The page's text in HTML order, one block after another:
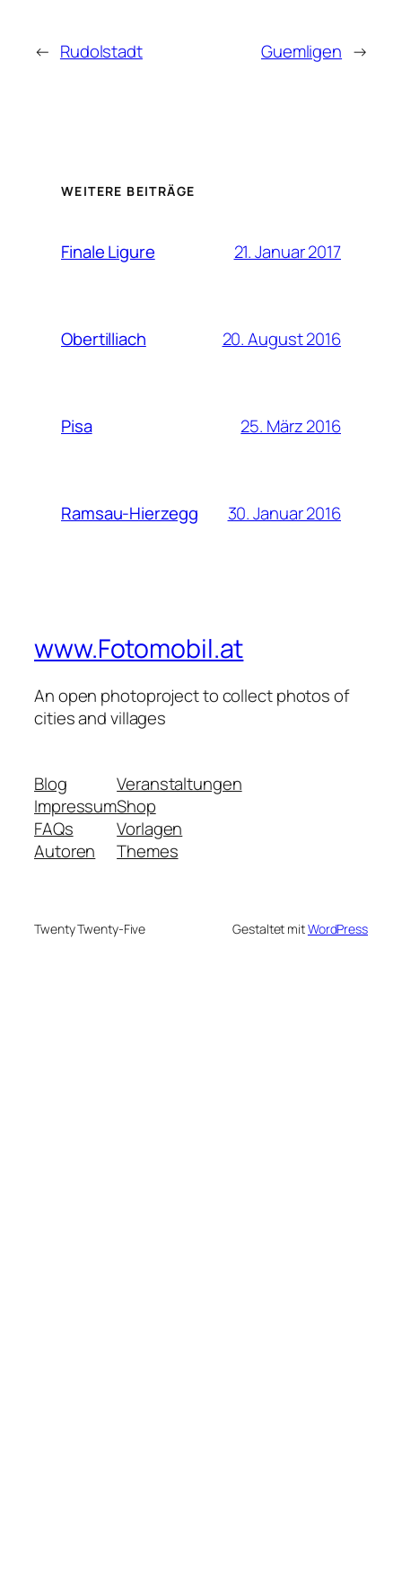
← Rudolstadt Guemligen →
WEITERE BEITRÄGE
Finale Ligure 21. Januar 2017
Obertilliach 20. August 2016
Pisa 25. März 2016
Ramsau-Hierzegg 30. Januar 2016
www.Fotomobil.at
An open photoproject to collect photos of
cities and villages
Blog
Impressum
FAQs
Autoren
Veranstaltungen
Shop
Vorlagen
Themes
Twenty Twenty-Five Gestaltet mitWordPress